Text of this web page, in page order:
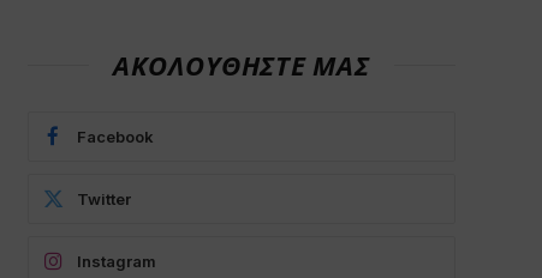
ΑΚΟΛΟΥΘΗΣΤΕ ΜΑΣ
Facebook
Twitter
Instagram